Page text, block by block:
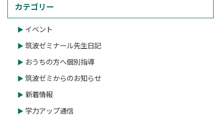
カテゴリー
イベント
筑波ゼミナール先生日記
おうちの方へ個別指導
筑波ゼミからのお知らせ
新着情報
学力アップ通信